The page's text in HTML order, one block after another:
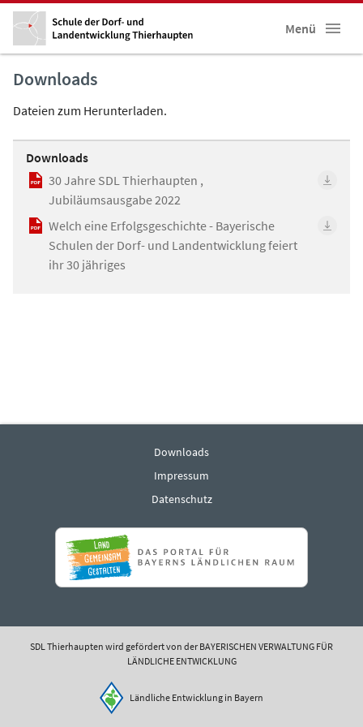
Menü
Downloads
Dateien zum Herunterladen.
Downloads
30 Jahre SDL Thierhaupten ,
Jubiläumsausgabe 2022
Welch eine Erfolgsgeschichte - Bayerische
Schulen der Dorf- und Landentwicklung feiert
ihr 30 jähriges
Downloads
Impressum
Datenschutz
SDL Thierhaupten wird gefördert von der BAYERISCHEN VERWALTUNG FÜR
LÄNDLICHE ENTWICKLUNG
Ländliche Entwicklung in Bayern